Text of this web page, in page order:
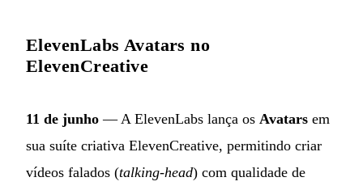
ElevenLabs Avatars no
ElevenCreative
11 de junho — A ElevenLabs lança os Avatars em
sua suíte criativa ElevenCreative, permitindo criar
vídeos falados (talking-head) com qualidade de